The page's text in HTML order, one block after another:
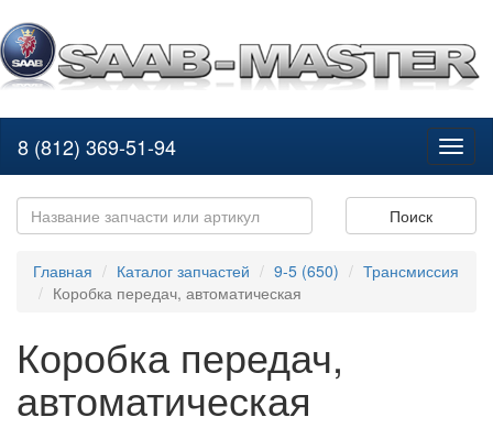
8 (812) 369-51-94
Поиск
Главная Каталог запчастей 9-5 (650)
Трансмиссия
Коробка передач, автоматическая
Коробка передач,
автоматическая